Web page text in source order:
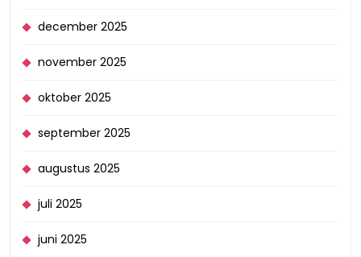
december 2025
november 2025
oktober 2025
september 2025
augustus 2025
juli 2025
juni 2025